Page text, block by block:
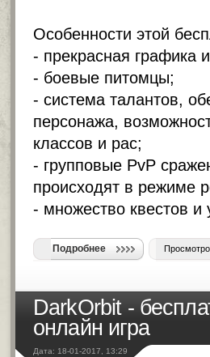
Особенности этой
- прекрасная графика
- боевые питомцы;
- система талантов,
персонажа,
классов и рас;
- групповые PvP
происходят в режиме
- множество квестов и
Подробнее
DarkOrbit -
онлайн игра
Дата: 18-01-2017, 13:29